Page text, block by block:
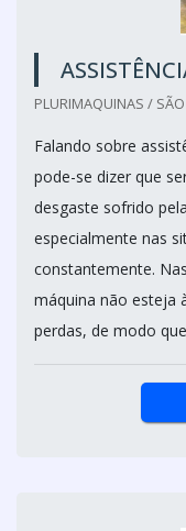
PLURIMAQUINAS /
Falando sobre
pode-se dizer que
desgaste sofrido
especialmente nas
constantemente.
máquina não esteja
perdas, de modo